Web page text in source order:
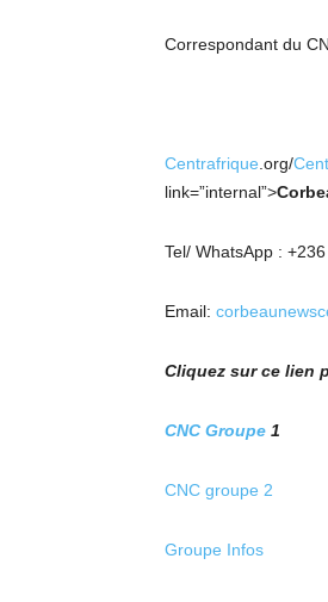
Correspondant du
Centrafrique .org/
link=”internal”>
Tel/ WhatsApp :
Email:
Cliquez sur ce lien
CNC Groupe 1
CNC groupe 2
Groupe Infos